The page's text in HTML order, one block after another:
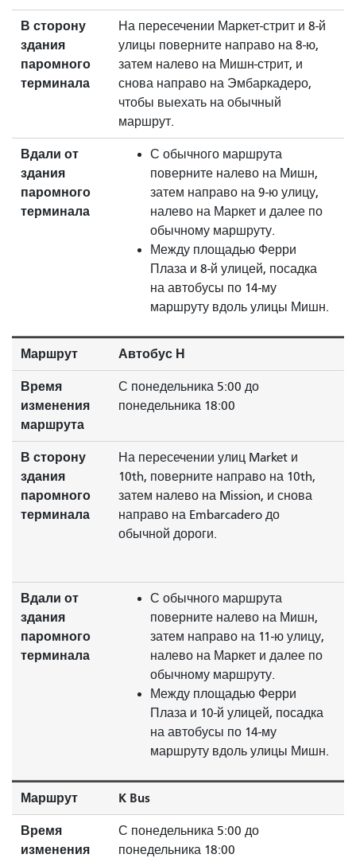
В сторону
здания
паромного
терминала
На пересечении Маркет-стрит и 8-й
улицы поверните направо на 8-ю,
затем налево на Мишн-стрит, и
снова направо на Эмбаркадеро,
чтобы выехать на обычный
маршрут.
Вдали от
здания
паромного
терминала
С обычного маршрута
поверните налево на Мишн,
затем направо на 9-ю улицу,
налево на Маркет и далее по
обычному маршруту.
Между площадью Ферри
Плаза и 8-й улицей, посадка
на автобусы по 14-му
маршруту вдоль улицы Мишн.
Маршрут Автобус Н
Время
изменения
маршрута
С понедельника 5:00 до
понедельника 18:00
В сторону
здания
паромного
терминала
На пересечении улиц Market и
10th, поверните направо на 10th,
затем налево на Mission, и снова
направо на Embarcadero до
обычной дороги.
Вдали от
здания
паромного
терминала
С обычного маршрута
поверните налево на Мишн,
затем направо на 11-ю улицу,
налево на Маркет и далее по
обычному маршруту.
Между площадью Ферри
Плаза и 10-й улицей, посадка
на автобусы по 14-му
маршруту вдоль улицы Мишн.
Маршрут K Bus
Время
изменения
С понедельника 5:00 до
понедельника 18:00